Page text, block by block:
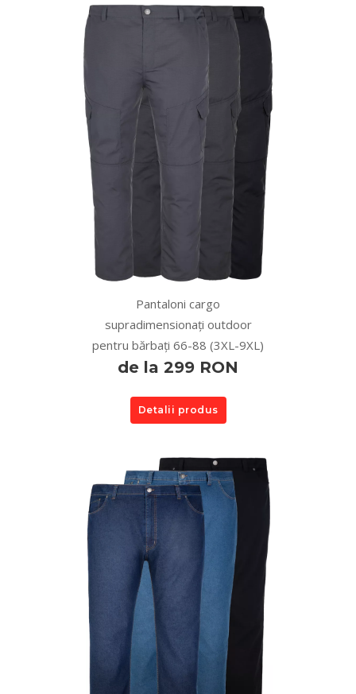
Pantaloni cargo
supradimensionați outdoor
pentru bărbați 66-88 (3XL-9XL)
de la 299 RON
Detalii produs